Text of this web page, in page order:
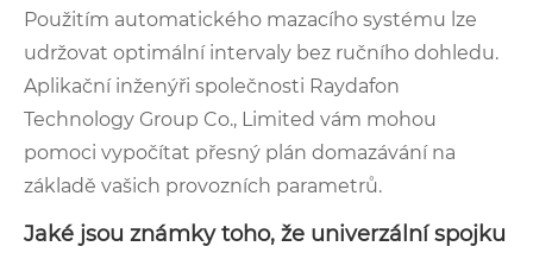
Použitím automatického mazacího systému lze
udržovat optimální intervaly bez ručního dohledu.
Aplikační inženýři společnosti Raydafon
Technology Group Co., Limited vám mohou
pomoci vypočítat přesný plán domazávání na
základě vašich provozních parametrů.
Jaké jsou známky toho, že univerzální spojku